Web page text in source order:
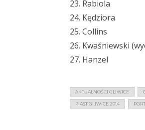
23. Rabiola
24. Kędziora
25. Collins
26. Kwaśniewski
27. Hanzel
AKTUALNOŚCI GLIWICE
PIAST GLIWICE 2014